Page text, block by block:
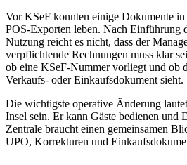
Vor KSeF konnten einige Dokumente
POS-Exporten leben. Nach Einführung
Nutzung reicht es nicht, dass der
verpflichtende Rechnungen muss klar
ob eine KSeF-Nummer vorliegt und ob
Verkaufs- oder Einkaufsdokument sieht.
Die wichtigste operative Änderung
Insel sein. Er kann Gäste bedienen und
Zentrale braucht einen gemeinsamen
UPO, Korrekturen und